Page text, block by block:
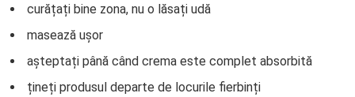
curățați bine zona, nu o lăsați udă
masează ușor
așteptați până când crema este complet absorbită
țineți produsul departe de locurile fierbinți